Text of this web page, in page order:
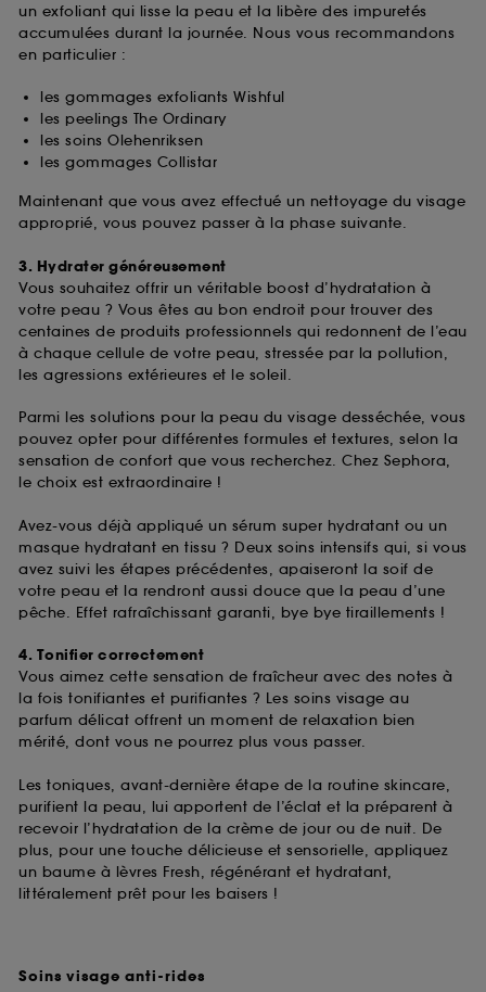
un exfoliant qui lisse la peau et la libère des impuretés
accumulées durant la journée. Nous vous recommandons
en particulier :
les gommages exfoliants Wishful
les peelings The Ordinary
les soins Olehenriksen
les gommages Collistar
Maintenant que vous avez effectué un nettoyage du visage
approprié, vous pouvez passer à la phase suivante.
3. Hydrater généreusement
Vous souhaitez offrir un véritable boost d’hydratation à
votre peau ? Vous êtes au bon endroit pour trouver des
centaines de produits professionnels qui redonnent de l’eau
à chaque cellule de votre peau, stressée par la pollution,
les agressions extérieures et le soleil.
Parmi les solutions pour la peau du visage desséchée, vous
pouvez opter pour différentes formules et textures, selon la
sensation de confort que vous recherchez. Chez Sephora,
le choix est extraordinaire !
Avez-vous déjà appliqué un sérum super hydratant ou un
masque hydratant en tissu ? Deux soins intensifs qui, si vous
avez suivi les étapes précédentes, apaiseront la soif de
votre peau et la rendront aussi douce que la peau d’une
pêche. Effet rafraîchissant garanti, bye bye tiraillements !
4. Tonifier correctement
Vous aimez cette sensation de fraîcheur avec des notes à
la fois tonifiantes et purifiantes ? Les soins visage au
parfum délicat offrent un moment de relaxation bien
mérité, dont vous ne pourrez plus vous passer.
Les toniques, avant-dernière étape de la routine skincare,
purifient la peau, lui apportent de l’éclat et la préparent à
recevoir l’hydratation de la crème de jour ou de nuit. De
plus, pour une touche délicieuse et sensorielle, appliquez
un baume à lèvres Fresh, régénérant et hydratant,
littéralement prêt pour les baisers !
Soins visage anti-rides